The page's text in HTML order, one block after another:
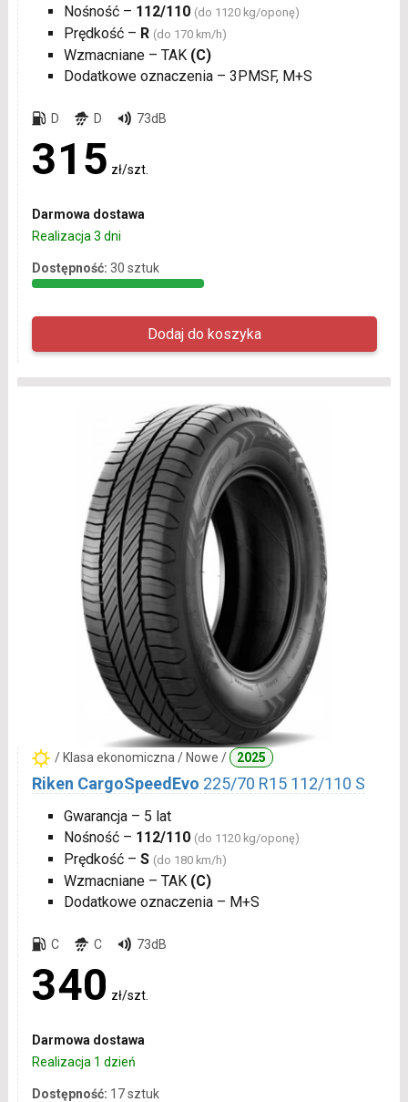
Nośność – 112/110 (do 1120 kg/oponę)
Prędkość – R (do 170 km/h)
Wzmacniane – TAK (C)
Dodatkowe oznaczenia – 3PMSF, M+S
D D 73dB
315 zł/szt.
Darmowa dostawa
Realizacja 3 dni
Dostępność: 30 sztuk
/ Klasa ekonomiczna / Nowe / 2025
Riken CargoSpeedEvo 225/70 R15 112/110 S
Gwarancja – 5 lat
Nośność – 112/110 (do 1120 kg/oponę)
Prędkość – S (do 180 km/h)
Wzmacniane – TAK (C)
Dodatkowe oznaczenia – M+S
C C 73dB
340 zł/szt.
Darmowa dostawa
Realizacja 1 dzień
Dostępność: 17 sztuk